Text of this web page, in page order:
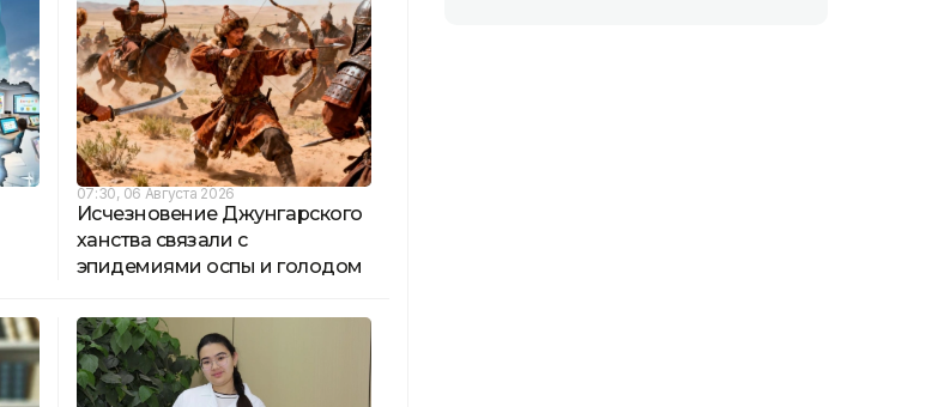
07:30, 06 Августа 2026
Исчезновение Джунгарского
ханства связали с
эпидемиями оспы и голодом